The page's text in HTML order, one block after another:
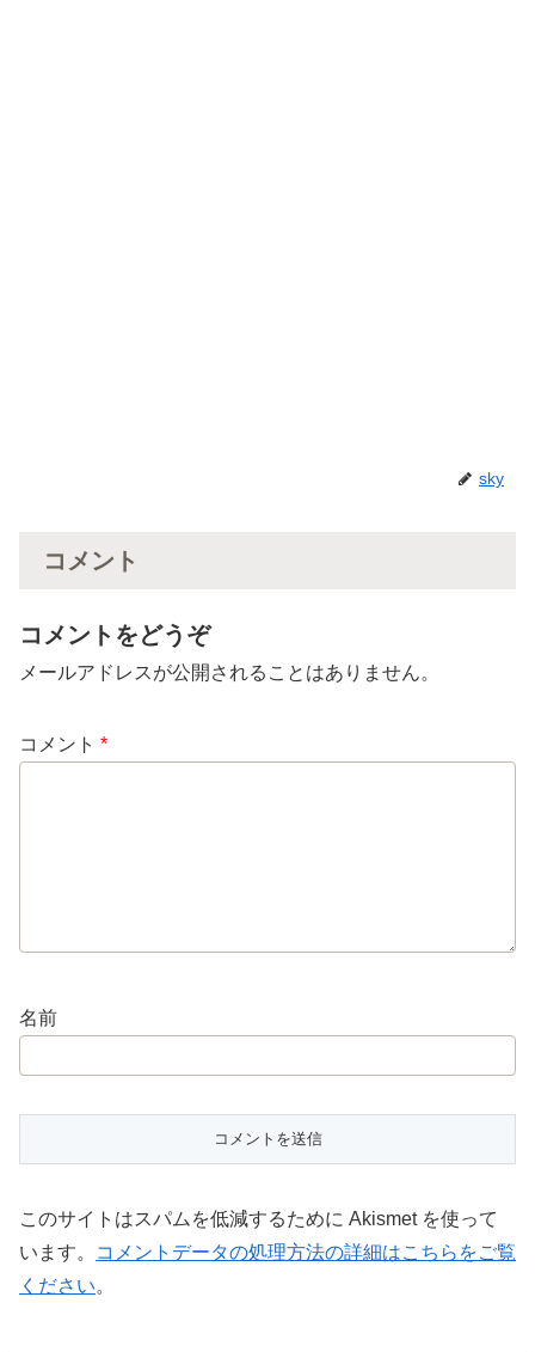
sky
コメント
コメントをどうぞ
メールアドレスが公開されることはありません。
コメント *
名前
このサイトはスパムを低減するために Akismet を使って
います。
コメントデータの処理方法の詳細はこちらをご覧
ください。